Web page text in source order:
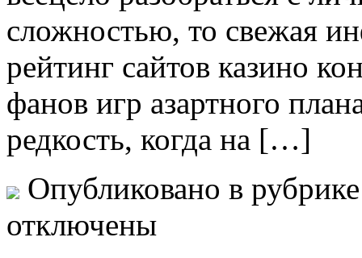
сложностью, то свежая
рейтинг сайтов казино
фанов игр азартного
редкость, когда на […]
Опубликовано в
отключены